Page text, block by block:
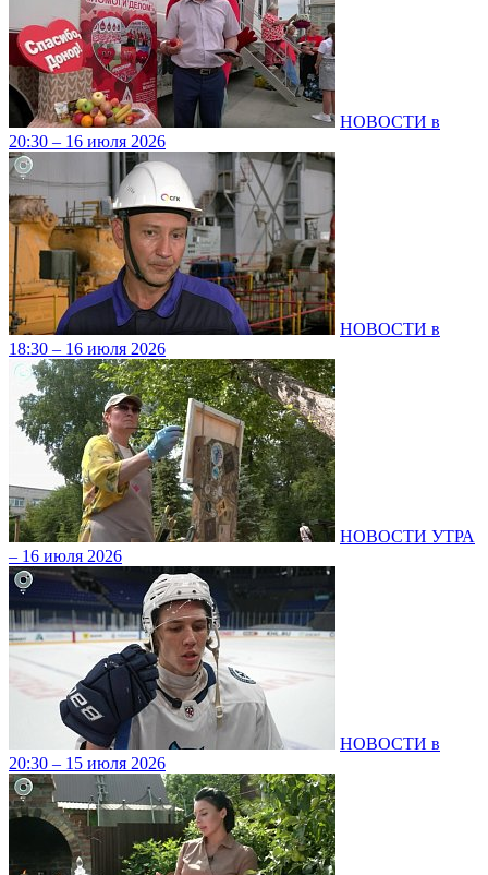
НОВОСТИ в
20:30 – 16 июля 2026
НОВОСТИ в
18:30 – 16 июля 2026
НОВОСТИ УТРА
– 16 июля 2026
НОВОСТИ в
20:30 – 15 июля 2026